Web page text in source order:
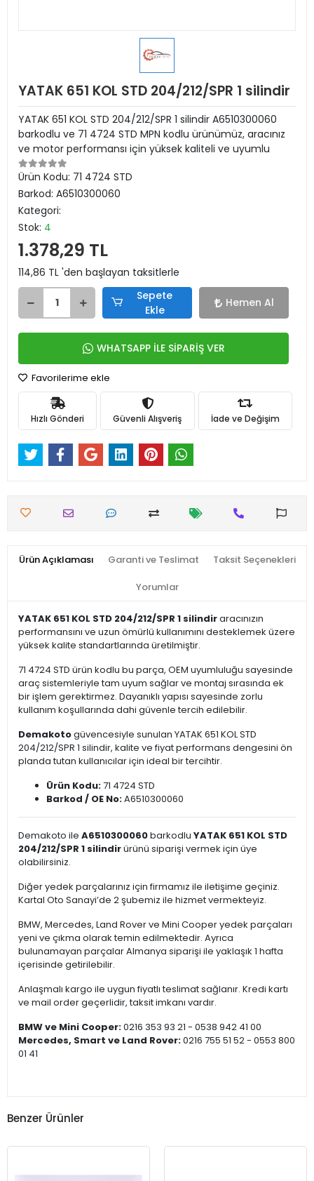
YATAK 651 KOL STD 204/212/SPR 1 silindir
YATAK 651 KOL STD 204/212/SPR 1 silindir A6510300060
barkodlu ve 71 4724 STD MPN kodlu ürünümüz, aracınız
ve motor performansı için yüksek kaliteli ve uyumlu
Ürün Kodu: 71 4724 STD
Barkod: A6510300060
Kategori:
Stok: 4
1.378,29 TL
114,86 TL 'den başlayan taksitlerle
Sepete
Ekle
Hemen Al
WHATSAPP İLE SİPARİŞ VER
Favorilerime ekle
Hızlı Gönderi Güvenli Alışveriş İade ve Değişim
Ürün Açıklaması Garanti ve Teslimat Taksit Seçenekleri
Yorumlar
YATAK 651 KOL STD 204/212/SPR 1 silindiraracınızın
performansını ve uzun ömürlü kullanımını desteklemek üzere
yüksek kalite standartlarında üretilmiştir.
71 4724 STD ürün kodlu bu parça, OEM uyumluluğu sayesinde
araç sistemleriyle tam uyum sağlar ve montaj sırasında ek
bir işlem gerektirmez. Dayanıklı yapısı sayesinde zorlu
kullanım koşullarında dahi güvenle tercih edilebilir.
Demakotogüvencesiyle sunulan YATAK 651 KOL STD
204/212/SPR 1 silindir, kalite ve fiyat performans dengesini ön
planda tutan kullanıcılar için ideal bir tercihtir.
Ürün Kodu:71 4724 STD
Barkod / OE No:A6510300060
Demakoto ile A6510300060barkodlu YATAK 651 KOL STD
204/212/SPR 1 silindirürünü siparişi vermek için üye
olabilirsiniz.
Diğer yedek parçalarınız için firmamız ile iletişime geçiniz.
Kartal Oto Sanayi’de 2 şubemiz ile hizmet vermekteyiz.
BMW, Mercedes, Land Rover ve Mini Cooper yedek parçaları
yeni ve çıkma olarak temin edilmektedir. Ayrıca
bulunamayan parçalar Almanya siparişi ile yaklaşık 1 hafta
içerisinde getirilebilir.
Anlaşmalı kargo ile uygun fiyatlı teslimat sağlanır. Kredi kartı
ve mail order geçerlidir, taksit imkanı vardır.
BMW ve Mini Cooper:0216 353 93 21 - 0538 942 41 00
Mercedes, Smart ve Land Rover:0216 755 51 52 - 0553 800
01 41
Benzer Ürünler